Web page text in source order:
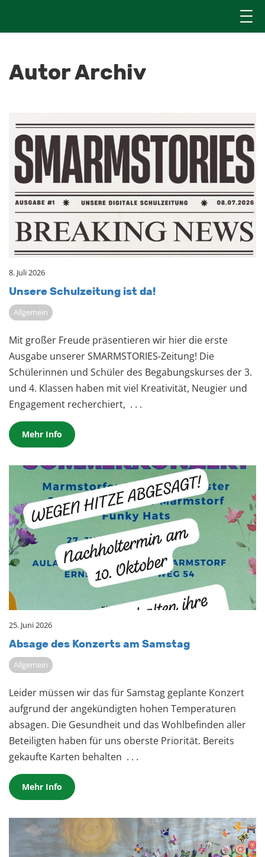
Autor Archiv
8. Juli 2026
Un­se­re Schul­zei­tung ist da!
Allgemein
Mit großer Freude präsentieren wir hier die erste
Ausgabe unserer SMARMSTORIES-Zeitung! Die
Schülerinnen und Schüler des Begabungskurses der 3.
und 4. Klassen haben mit viel Kreativität, Neugier und
Engagement recherchiert, . . .
Mehr Info
25. Juni 2026
Ab­sa­ge des Kon­zerts am Sams­tag
Allgemein
Leider müssen wir das für Samstag geplante Konzert
aufgrund der angekündigten hohen Temperaturen
absagen. Die Gesundheit und das Wohlbefinden aller
Beteiligten haben für uns oberste Priorität. Bereits
gekaufte Karten behalten . . .
Mehr Info